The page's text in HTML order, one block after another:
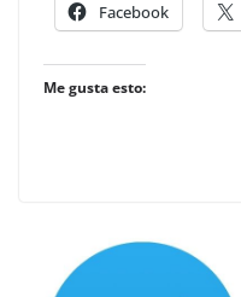
Facebook
Me gusta esto: